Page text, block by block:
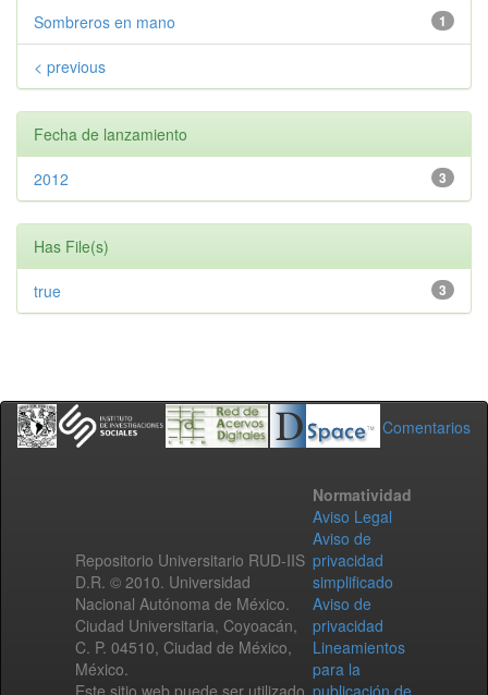
1
Sombreros en mano
< previous
Fecha de lanzamiento
3
2012
Has File(s)
3
true
Comentarios
Repositorio Universitario RUD-IIS
D.R. © 2010. Universidad
Nacional Autónoma de México.
Ciudad Universitaria, Coyoacán,
C. P. 04510, Ciudad de México,
México.
Este sitio web puede ser utilizado
Normatividad
Aviso Legal
Aviso de
privacidad
simplificado
Aviso de
privacidad
Lineamientos
para la
publicación de